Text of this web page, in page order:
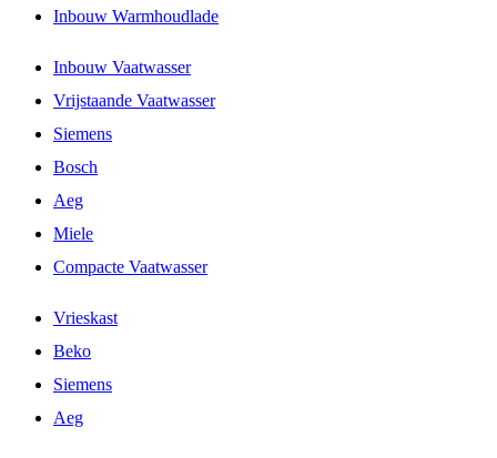
Inbouw Warmhoudlade
Inbouw Vaatwasser
Vrijstaande Vaatwasser
Siemens
Bosch
Aeg
Miele
Compacte Vaatwasser
Vrieskast
Beko
Siemens
Aeg